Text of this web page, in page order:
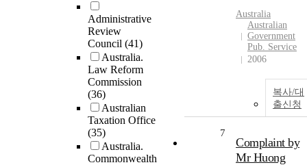
Administrative
Review
Council (41)
Australia.
Law Reform
Commission
(36)
Australian
Taxation Office
(35)
Australia.
Commonwealth
Australia
Australian
Government
Pub. Service
2006
복사/대
출신청
7
Complaint by
Mr Huong